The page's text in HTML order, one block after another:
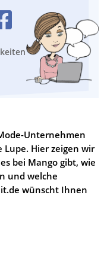
Unternehmen
Hier zeigen wir
bei Mango gibt, wie
und welche
wünscht Ihnen